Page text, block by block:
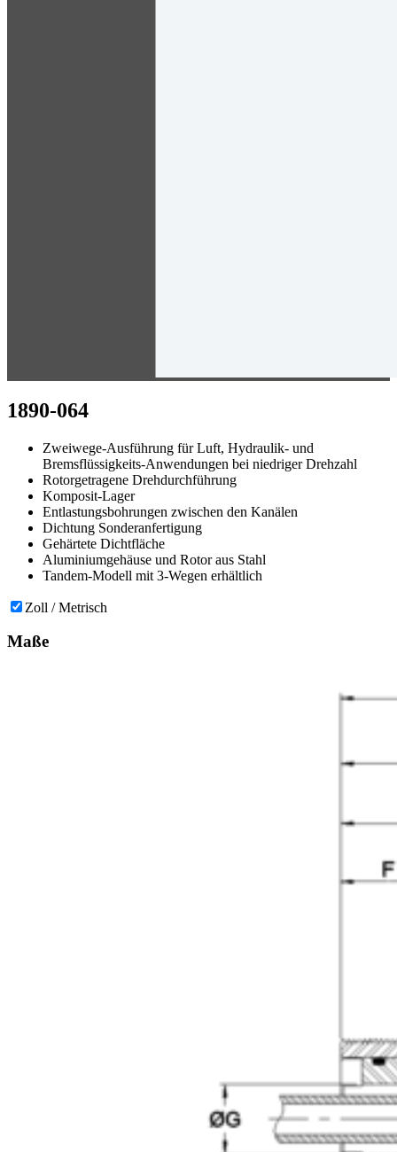
1890-064
Zweiwege-Ausführung für Luft, Hydraulik- und
Bremsflüssigkeits-Anwendungen bei niedriger Drehzahl
Rotorgetragene Drehdurchführung
Komposit-Lager
Entlastungsbohrungen zwischen den Kanälen
Dichtung Sonderanfertigung
Gehärtete Dichtfläche
Aluminiumgehäuse und Rotor aus Stahl
Tandem-Modell mit 3-Wegen erhältlich
Zoll / Metrisch
Maße